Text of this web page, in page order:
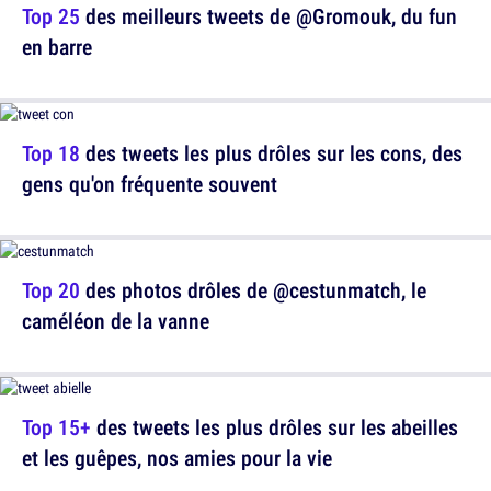
Top 25 des meilleurs tweets de @Gromouk, du fun
en barre
Top 20 des photos drôles de @cestunmatch, le
caméléon de la vanne
Top 18 des tweets les plus drôles sur les cons, des
gens qu'on fréquente souvent
Top 15+ des tweets les plus drôles sur les abeilles
et les guêpes, nos amies pour la vie